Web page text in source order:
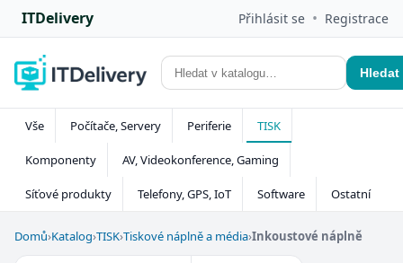
ITDelivery Přihlásit se • Registrace
Hledat
Vše Počítače, Servery Periferie TISK
Komponenty AV, Videokonference, Gaming
Síťové produkty Telefony, GPS, IoT Software Ostatní
Domů›Katalog›TISK›Tiskové náplně a média›Inkoustové náplně